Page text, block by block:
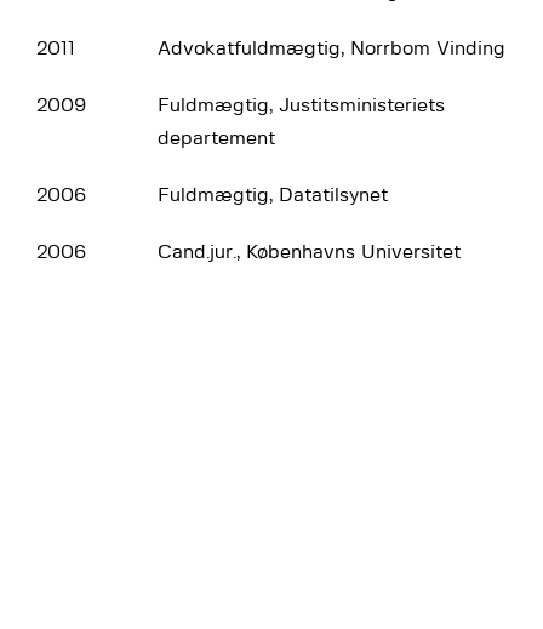
2011 Advokatfuldmægtig, Norrbom Vinding
2009
Fuldmægtig, Justitsministeriets
departement
2006 Fuldmægtig, Datatilsynet
2006 Cand.jur., Københavns Universitet